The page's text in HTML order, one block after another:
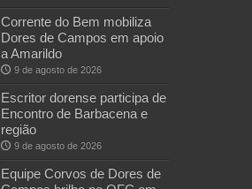
Corrente do Bem mobiliza
Dores de Campos em apoio
a Amarildo
9 de agosto de 2026
Escritor dorense participa de
Encontro de Barbacena e
região
9 de agosto de 2026
Equipe Corvos de Dores de